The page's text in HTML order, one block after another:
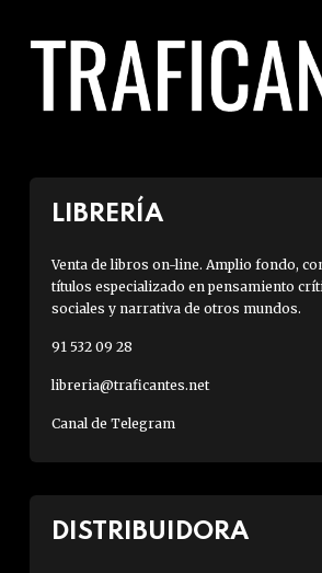
LIBRERÍA
Venta de libros on-line. Amplio fondo,
títulos especializado en pensamiento
sociales y narrativa de otros mundos.
91 532 09 28
libreria@traficantes.net
Canal de Telegram
DISTRIBUIDORA